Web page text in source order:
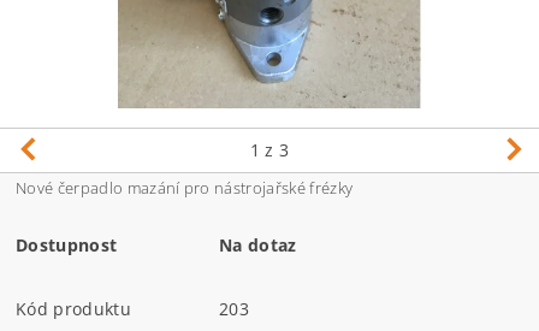
1 z 3
Nové čerpadlo mazání pro nástrojařské frézky
Dostupnost Na dotaz
Kód produktu
203